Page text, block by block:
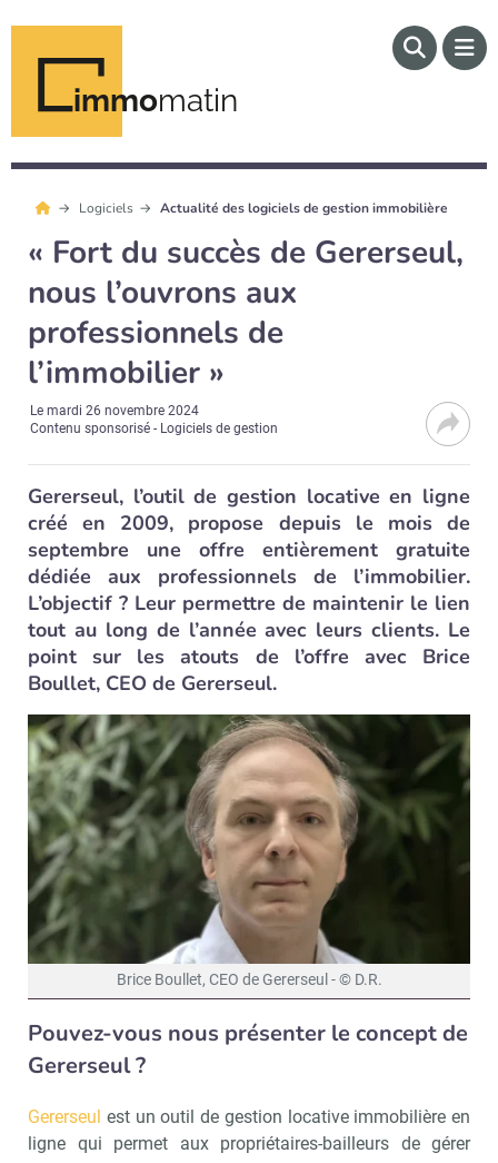
immomatin
Logiciels Actualité des logiciels de gestion immobilière
« Fort du succès de Gererseul,
nous l’ouvrons aux
professionnels de
l’immobilier »
Lemardi 26 novembre 2024
Contenu sponsorisé - Logiciels de gestion
Gererseul, l’outil de gestion locative en ligne
créé en 2009, propose depuis le mois de
septembre une offre entièrement gratuite
dédiée aux professionnels de l’immobilier.
L’objectif ? Leur permettre de maintenir le lien
tout au long de l’année avec leurs clients. Le
point sur les atouts de l’offre avec Brice
Boullet, CEO de Gererseul.
Brice Boullet, CEO de Gererseul - © D.R.
Pouvez-vous nous présenter le concept de
Gererseul ?
Gererseul est un outil de gestion locative immobilière en
ligne qui permet aux propriétaires-bailleurs de gérer